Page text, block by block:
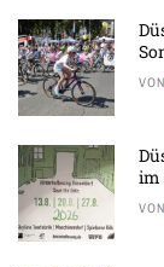
VON
im
VON